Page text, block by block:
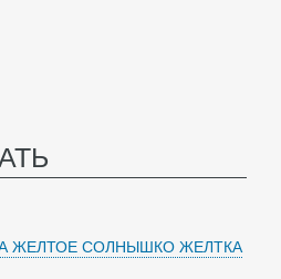
ЖЕЛТОЕ СОЛНЫШКО ЖЕЛТКА